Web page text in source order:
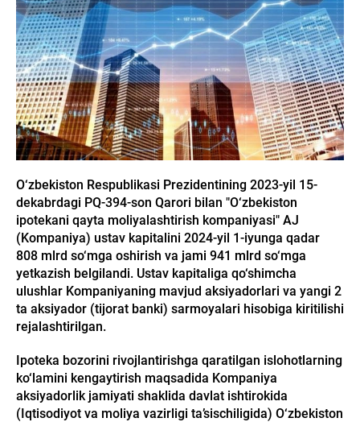
O‘zbekiston Respublikasi Prezidentining 2023-yil 15-
dekabrdagi PQ-394-son Qarori bilan "O‘zbekiston
ipotekani qayta moliyalashtirish kompaniyasi" AJ
(Kompaniya) ustav kapitalini 2024-yil 1-iyunga qadar
808 mlrd so‘mga oshirish va jami 941 mlrd so‘mga
yetkazish belgilandi. Ustav kapitaliga qo‘shimcha
ulushlar Kompaniyaning mavjud aksiyadorlari va yangi 2
ta aksiyador (tijorat banki) sarmoyalari hisobiga kiritilishi
rejalashtirilgan.
Ipoteka bozorini rivojlantirishga qaratilgan islohotlarning
ko‘lamini kengaytirish maqsadida Kompaniya
aksiyadorlik jamiyati shaklida davlat ishtirokida
(Iqtisodiyot va moliya vazirligi ta’sischiligida) O‘zbekiston